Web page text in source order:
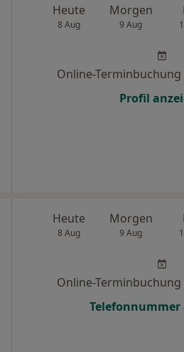
Heute
8 Aug
Morgen
9 Aug
Online-
Profil
Heute
8 Aug
Morgen
9 Aug
Online-
Telefonnummer